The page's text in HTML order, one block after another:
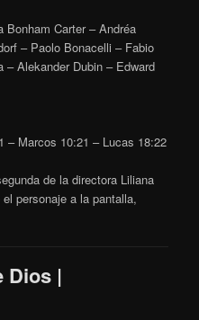
Bonham Carter – Andréa
– Paolo Bonacelli – Fabio
– Alekander Dubin – Edward
– Marcos 10:21 – Lucas 18:22
de la directora Liliana
personaje a la pantalla,
Dios |